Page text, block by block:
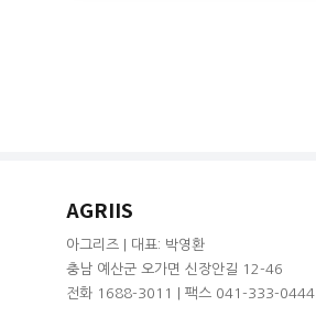
AGRIIS
아그리즈 | 대표: 박영환
충남 예산군 오가면 신장안길 12-46
전화 1688-3011 | 팩스 041-333-0444